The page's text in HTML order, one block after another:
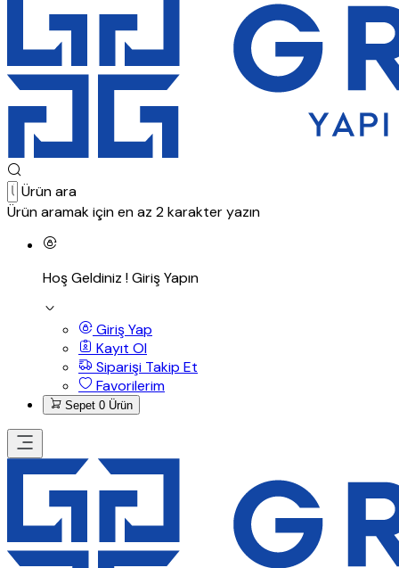
Ürün ara
Ürün aramak için en az 2 karakter yazın
Hoş Geldiniz !Giriş Yapın
Giriş Yap
Kayıt Ol
Siparişi Takip Et
Favorilerim
Sepet 0 Ürün